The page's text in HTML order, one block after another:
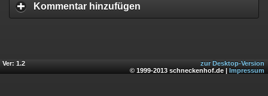
Kommentar hinzufügen
Ver: 1.2
zur Desktop-Version
© 1999-2013 schneckenhof.de | Impressum